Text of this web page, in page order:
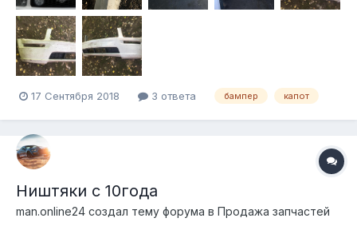
17 Сентября 2018 3 ответа бампер капот
Ништяки с 10года
man.online24 создал тему форума в Продажа запчастей